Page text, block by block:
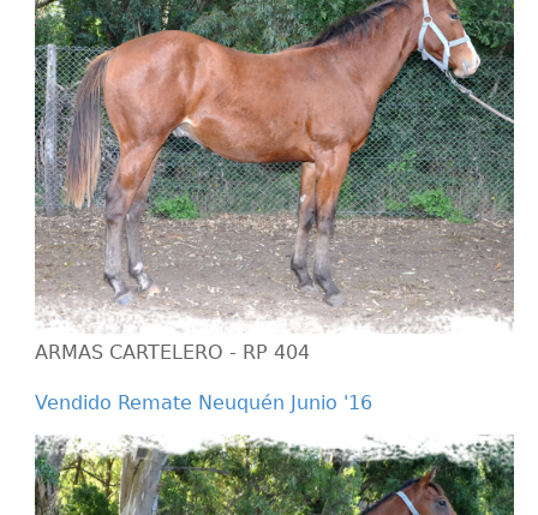
ARMAS CARTELERO - RP 404
Vendido Remate Neuquén Junio '16